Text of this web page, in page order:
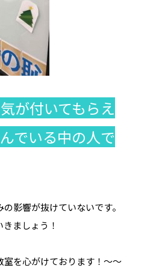
が付いてもらえ
でいる中の人で
影響が抜けていないです。
ましょう！
室を心がけております！～～